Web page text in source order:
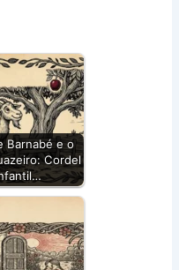
Barnabé e o
Cordel